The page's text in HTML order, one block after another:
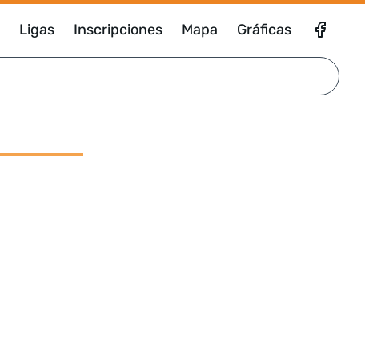
Ligas Inscripciones Mapa Gráficas